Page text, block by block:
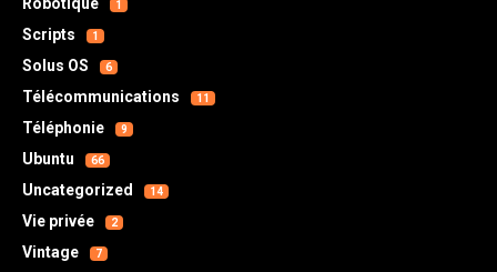
1
Scripts 1
Solus OS 6
Télécommunications 11
Téléphonie 9
Ubuntu 66
Uncategorized 14
Vie privée 2
Vintage 7